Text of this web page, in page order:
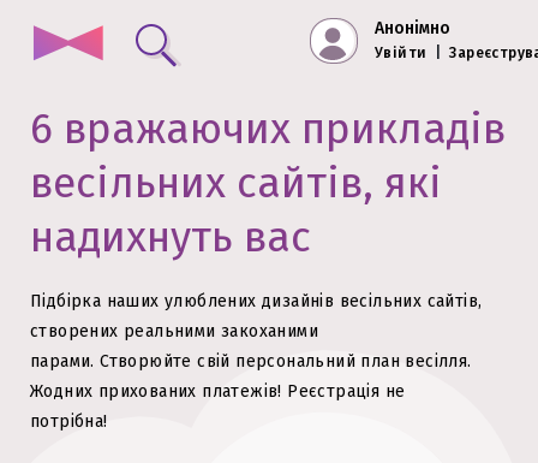
Анонімно
Увійти
6 вражаючих прикладів
весільних сайтів, які
надихнуть вас
Підбірка наших улюблених дизайнів весільних сайтів,
створених реальними закоханими
парами. Створюйте свій персональний план весілля.
Жодних прихованих платежів! Реєстрація не
потрібна!